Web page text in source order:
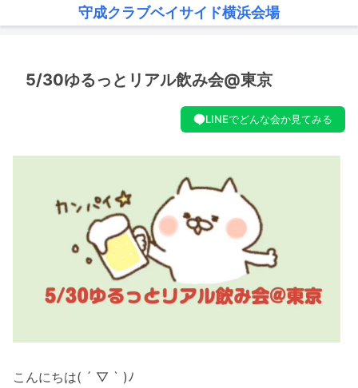
守成クラブベイサイド横浜会場
5/30ゆるっとリアル飲み会@東京
LINEでどんな会か見てみる
こんにちは( ´ ▽ ` )ﾉ